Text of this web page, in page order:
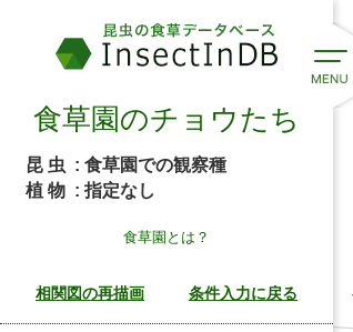
アカネ科
食草園のチョウたち
昆 虫 : 食草園での観察種
植 物 : 指定なし
食草園とは？